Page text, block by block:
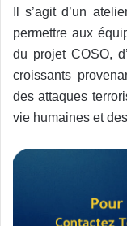
Il s’agit d’un
permettre aux
du projet COSO,
croissants
des attaques
vie humaines et